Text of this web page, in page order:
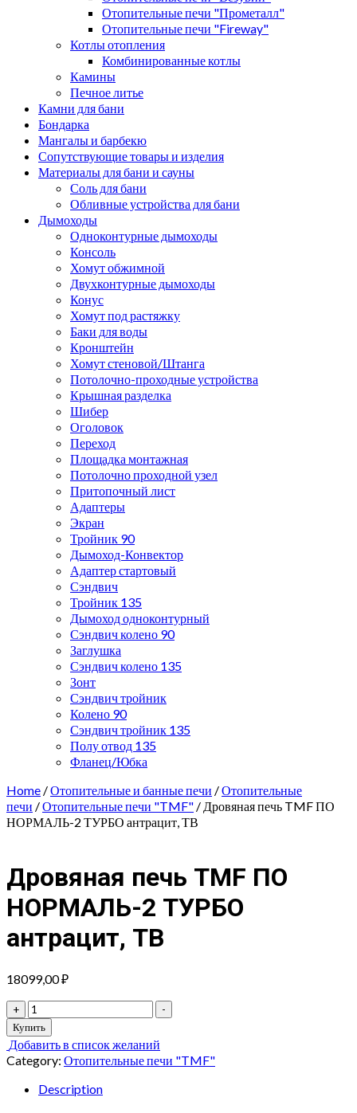
Отопительные печи "Прометалл"
Отопительные печи "Fireway"
Котлы отопления
Комбинированные котлы
Камины
Печное литье
Камни для бани
Бондарка
Мангалы и барбекю
Сопутствующие товары и изделия
Материалы для бани и сауны
Соль для бани
Обливные устройства для бани
Дымоходы
Одноконтурные дымоходы
Консоль
Хомут обжимной
Двухконтурные дымоходы
Конус
Хомут под растяжку
Баки для воды
Кронштейн
Хомут стеновой/Штанга
Потолочно-проходные устройства
Крышная разделка
Шибер
Оголовок
Переход
Площадка монтажная
Потолочно проходной узел
Притопочный лист
Адаптеры
Экран
Тройник 90
Дымоход-Конвектор
Адаптер стартовый
Сэндвич
Тройник 135
Дымоход одноконтурный
Сэндвич колено 90
Заглушка
Сэндвич колено 135
Зонт
Сэндвич тройник
Колено 90
Сэндвич тройник 135
Полу отвод 135
Фланец/Юбка
Home /Отопительные и банные печи /Отопительные
печи /Отопительные печи "TMF" / Дровяная печь TMF ПО
НОРМАЛЬ-2 ТУРБО антрацит, ТВ
Дровяная печь TMF ПО
НОРМАЛЬ-2 ТУРБО
антрацит, ТВ
18099,00₽
+
Дровяная
печь
TMF
ПО
НОРМАЛЬ-2
ТУРБО
-
Купить
Добавить в список желаний
Category: Отопительные печи "TMF"
Description